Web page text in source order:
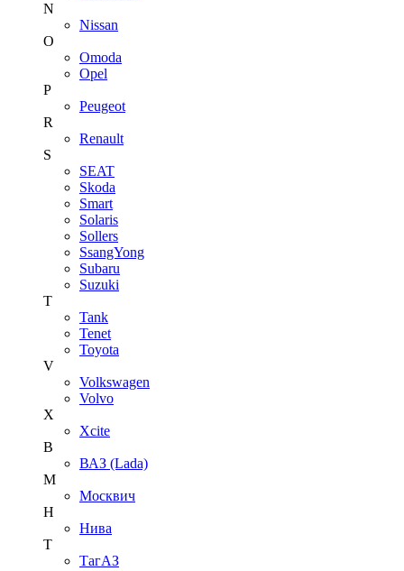
N
Nissan
O
Omoda
Opel
P
Peugeot
R
Renault
S
SEAT
Skoda
Smart
Solaris
Sollers
SsangYong
Subaru
Suzuki
T
Tank
Tenet
Toyota
V
Volkswagen
Volvo
X
Xcite
В
ВАЗ (Lada)
М
Москвич
Н
Нива
Т
ТагАЗ